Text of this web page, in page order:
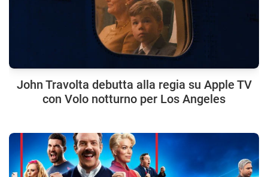
John Travolta debutta alla regia su Apple TV
con Volo notturno per Los Angeles